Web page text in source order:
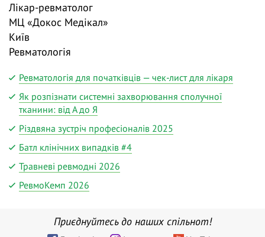
Лікар-ревматолог
МЦ «Докос Медікал»
Київ
Ревматологія
Ревматологія для початківців — чек-лист для лікаря
Як розпізнати системні захворювання сполучної
тканини: від А до Я
Різдвяна зустріч професіоналів 2025
Батл клінічних випадків #4
Травневі ревмодні 2026
РевмоКемп 2026
Приєднуйтесь до наших спільнот!